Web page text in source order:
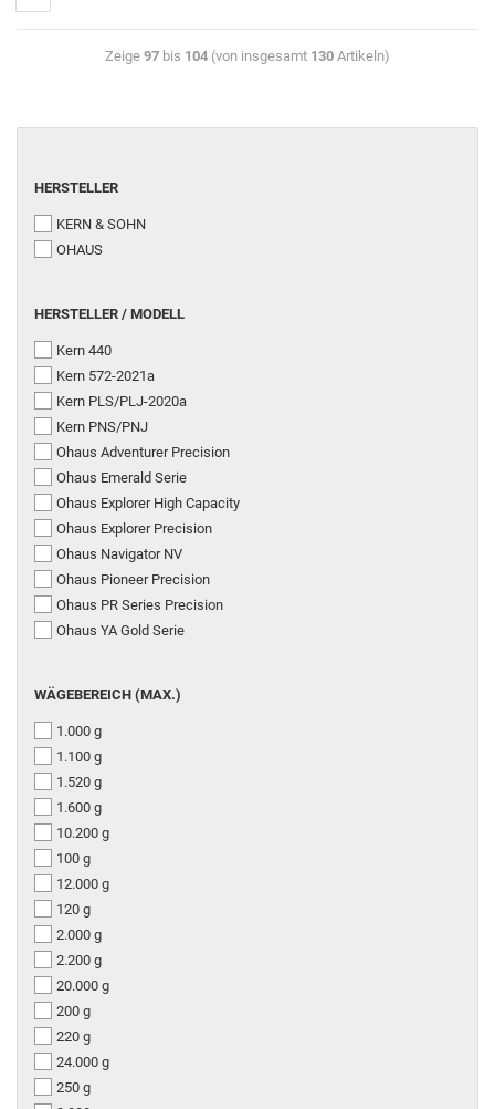
Zeige 97 bis 104 (von insgesamt 130 Artikeln)
HERSTELLER
KERN & SOHN
OHAUS
HERSTELLER / MODELL
Kern 440
Kern 572-2021a
Kern PLS/PLJ-2020a
Kern PNS/PNJ
Ohaus Adventurer Precision
Ohaus Emerald Serie
Ohaus Explorer High Capacity
Ohaus Explorer Precision
Ohaus Navigator NV
Ohaus Pioneer Precision
Ohaus PR Series Precision
Ohaus YA Gold Serie
WÄGEBEREICH (MAX.)
1.000 g
1.100 g
1.520 g
1.600 g
10.200 g
100 g
12.000 g
120 g
2.000 g
2.200 g
20.000 g
200 g
220 g
24.000 g
250 g